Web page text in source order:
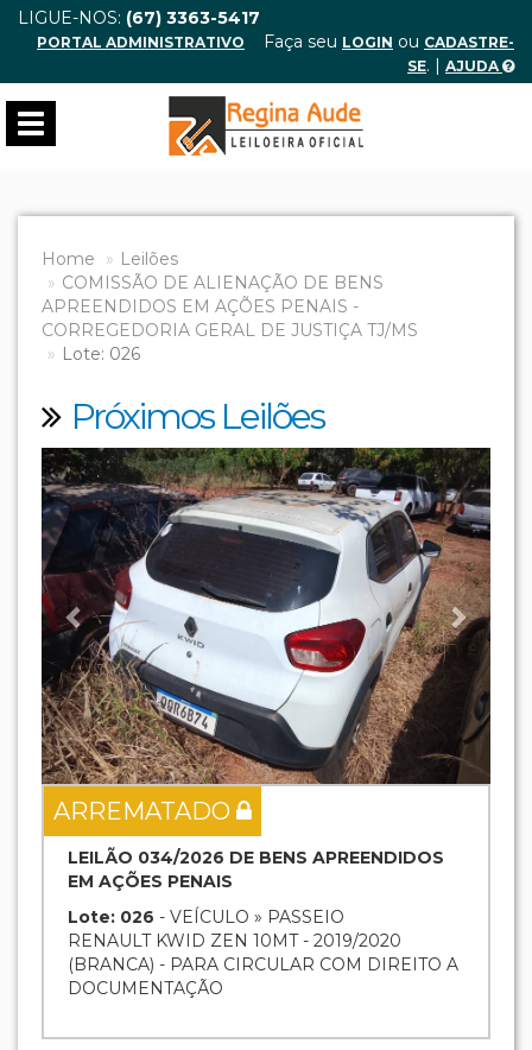
LIGUE-NOS: (67) 3363-5417
PORTAL ADMINISTRATIVO Faça seu LOGIN ou CADASTRE-
SE. | AJUDA
Toggle
navigation
Home
Leilões
COMISSÃO DE ALIENAÇÃO DE BENS
APREENDIDOS EM AÇÕES PENAIS -
CORREGEDORIA GERAL DE JUSTIÇA TJ/MS
Lote: 026
Próximos Leilões
Previous Next
ARREMATADO
LEILÃO 034/2026 DE BENS APREENDIDOS
EM AÇÕES PENAIS
Lote: 026 - VEÍCULO » PASSEIO
RENAULT KWID ZEN 10MT - 2019/2020
(BRANCA) - PARA CIRCULAR COM DIREITO A
DOCUMENTAÇÃO